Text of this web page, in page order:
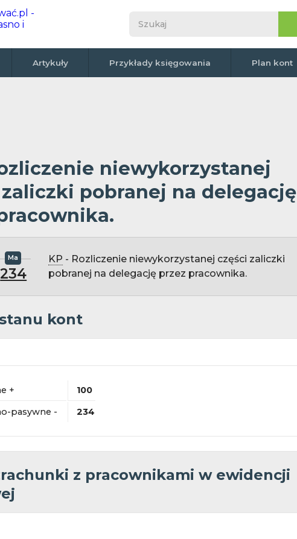
Artykuły Przykłady księgowania Plan kont
niewykorzystanej
pobranej na delegację
234
KP - Rozliczenie niewykorzystanej części zaliczki
pobranej na delegację przez pracownika.
kont
+
100
pasywne -
234
z pracownikami w ewidencji